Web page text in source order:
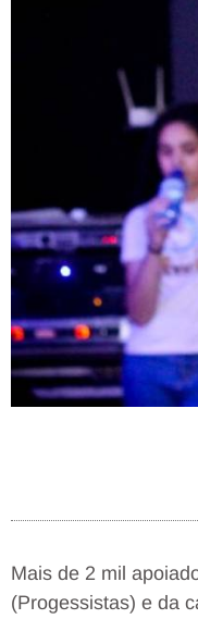
Mais de 2 mil
(Progessistas) e da